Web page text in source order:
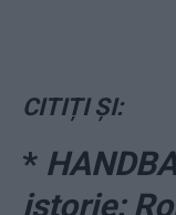
CITIȚI ȘI:
*
istorie: